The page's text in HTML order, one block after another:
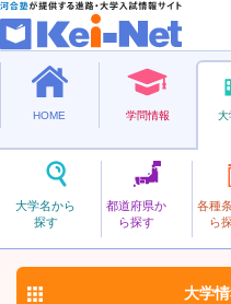
HOME 学問情報 大
大学名から
探す
都道府県か
ら探す
各種
ら
私立
とうほくがくいん
東北学院大
大学